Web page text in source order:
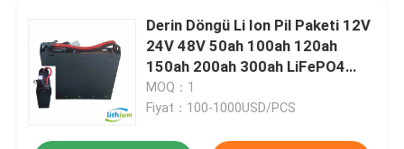
Hakkımızda
Fabrika turu
Derin Döngü Li Ion Pil Paketi 12V
24V 48V 50ah 100ah 120ah
150ah 200ah 300ah LiFePO4
Forklift için Lityum Ion Pil
MOQ：1
Fiyat：100-1000USD/PCS